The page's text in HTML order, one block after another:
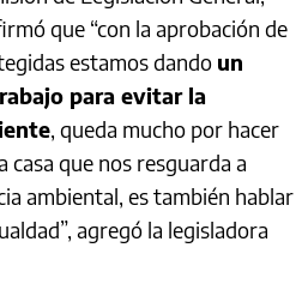
que “con la aprobación de
estamos dando un
para evitar la
, queda mucho por hacer
casa que nos resguarda a
ambiental, es también hablar
agregó la legisladora